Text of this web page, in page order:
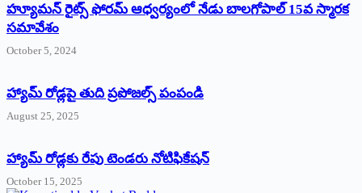
హ్యూమన్‌ రైట్స్‌ ఫోరమ్‌ ఆధ్వర్యంలో నేడు బాలగోపాల్‌ 15వ స్మారక
సమావేశం
October 5, 2024
హ్యామ్‌ రోడ్లపై తుది ప్రపోజల్స్‌ పంపండి
August 25, 2025
హ్యామ్‌ రోడ్లకు రేపు టెండరు నోటిఫికేషన్‌
October 15, 2025